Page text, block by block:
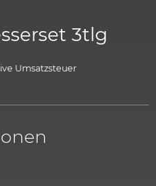
3tlg
Umsatzsteuer